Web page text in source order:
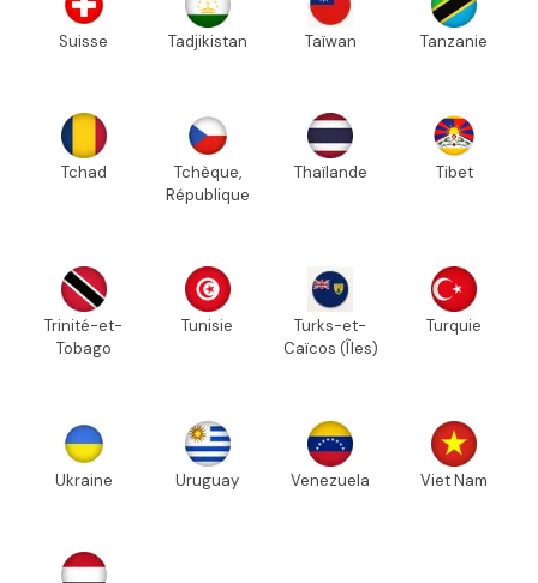
Suisse Tadjikistan Taïwan Tanzanie
Tchad
Tchèque,
République
Thaïlande Tibet
Trinité-et-
Tobago
Tunisie
Turks-et-
Caïcos (Îles)
Turquie
Ukraine Uruguay Venezuela Viet Nam